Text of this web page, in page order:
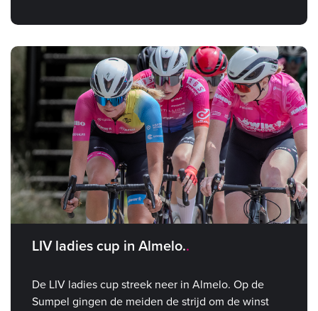
LIV ladies cup in Almelo.
De LIV ladies cup streek neer in Almelo. Op de
Sumpel gingen de meiden de strijd om de winst